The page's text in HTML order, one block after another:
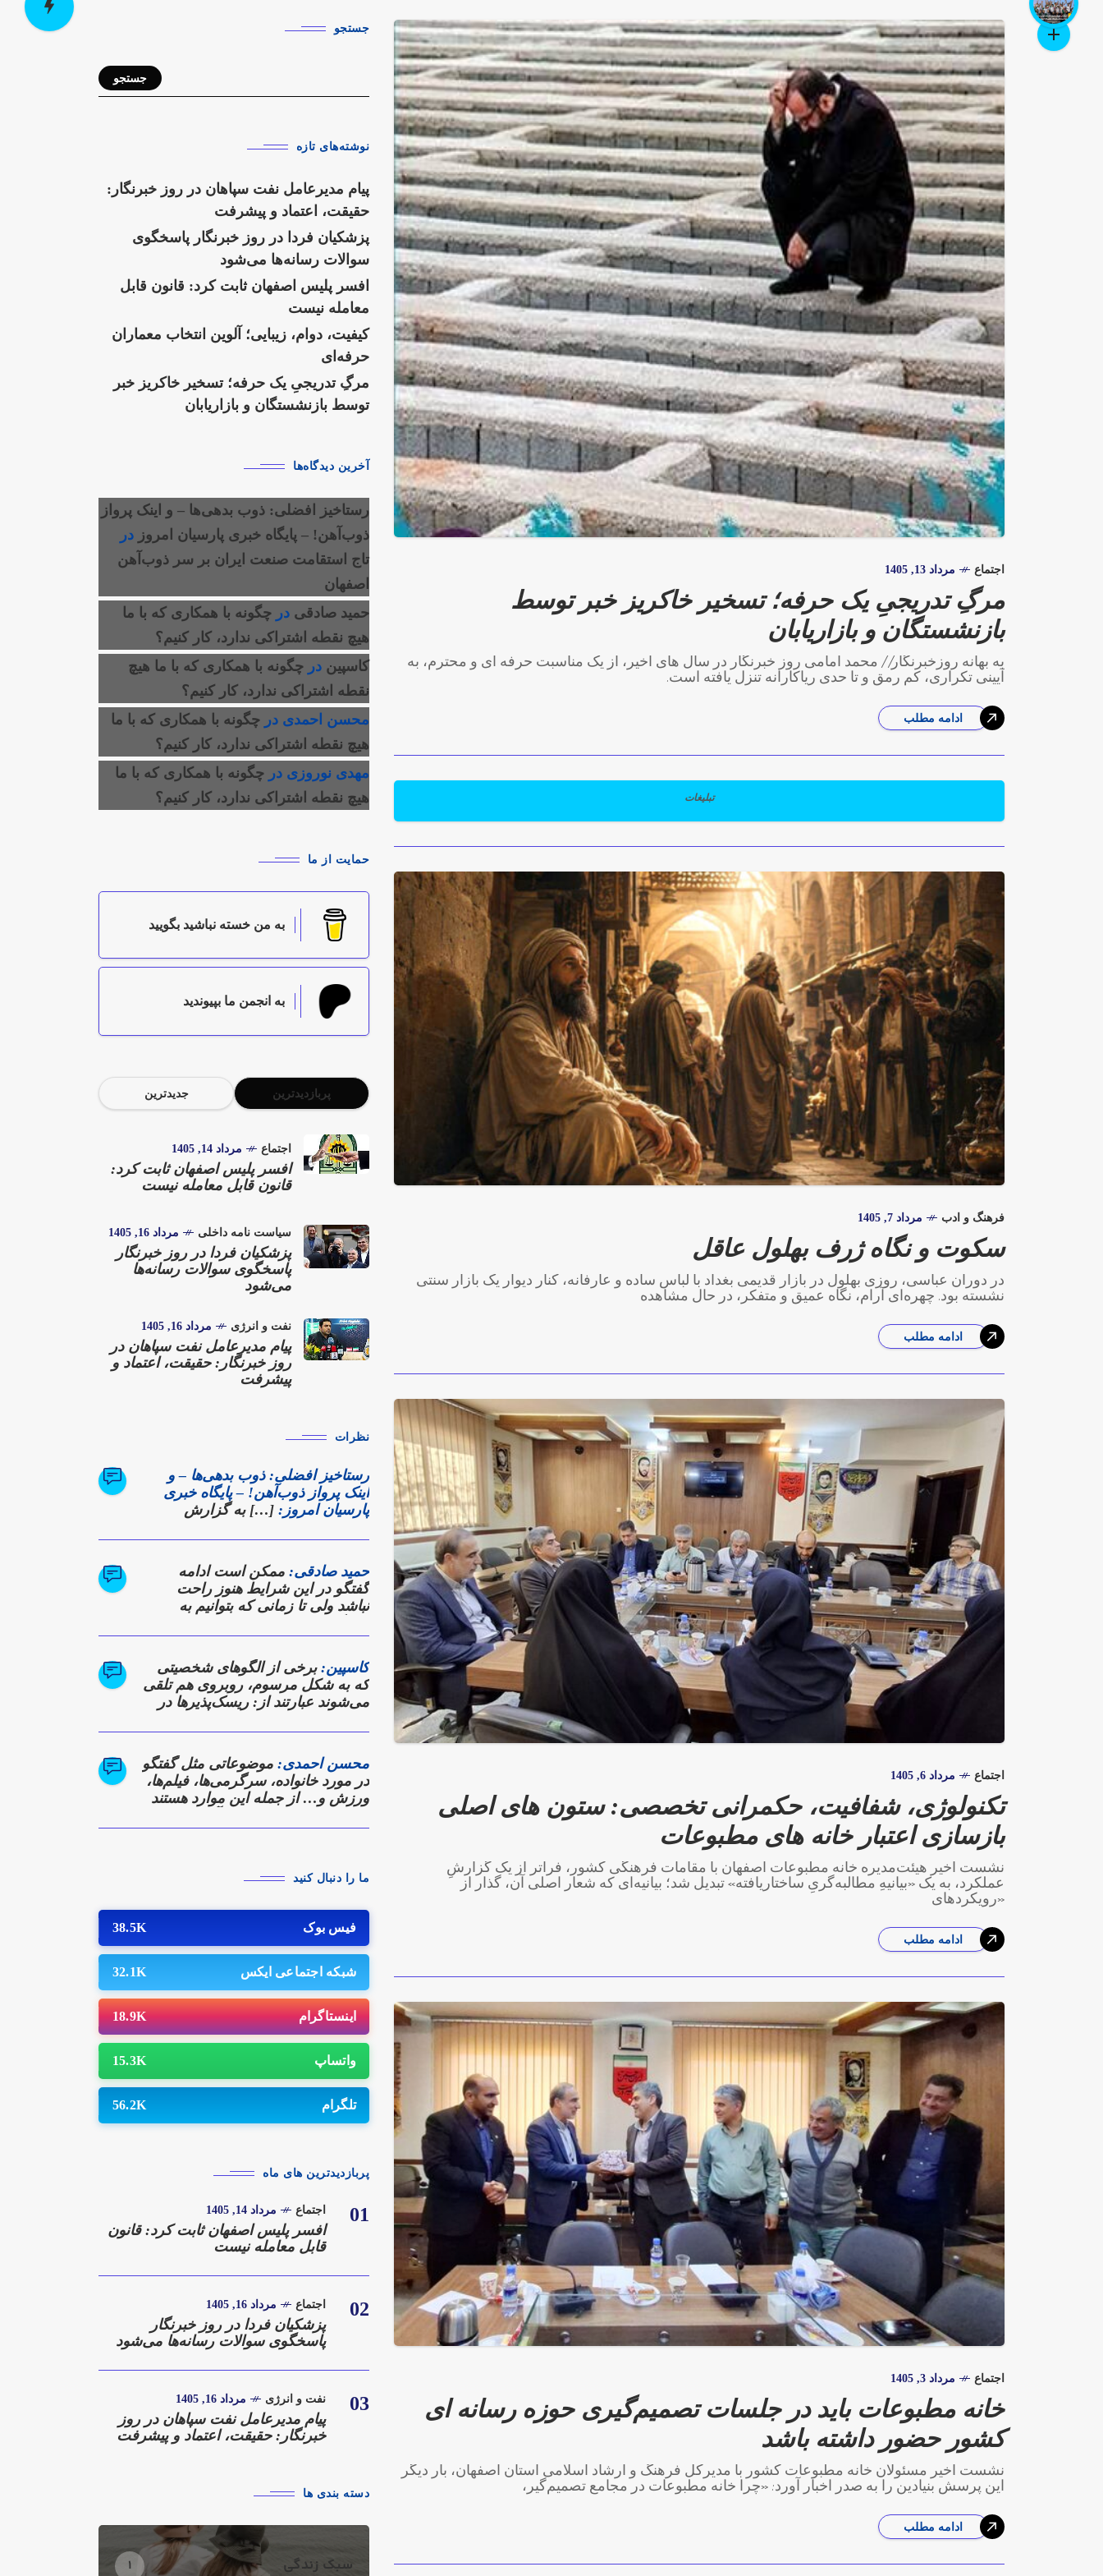
اجتماع مرداد 13, 1405
مرگِ تدریجیِ یک حرفه؛ تسخیر خاکریز خبر توسط
بازنشستگان و بازاریابان
به بهانه روزخبرنگار// محمد امامی روز خبرنگار در سال های اخیر، از یک مناسبت حرفه ای و محترم، به
آیینی تکراری، کم رمق و تا حدی ریاکارانه تنزل یافته است.
ادامه مطلب
تبلیغات
فرهنگ و ادب مرداد 7, 1405
سکوت و نگاه ژرف بهلول عاقل
در دوران عباسی، روزی بهلول در بازار قدیمی بغداد با لباس ساده و عارفانه، کنار دیوار یک بازار سنتی
نشسته بود. چهره‌ای آرام، نگاه عمیق و متفکر، در حال مشاهده
ادامه مطلب
اجتماع مرداد 6, 1405
تکنولوژی، شفافیت، حکمرانی تخصصی: ستون های اصلی
بازسازی اعتبار خانه های مطبوعات
نشست اخیر هیئت‌مدیره خانه مطبوعات اصفهان با مقامات فرهنگی کشور، فراتر از یک گزارشِ
عملکرد، به یک «بیانیهِ مطالبه‌گریِ ساختاریافته» تبدیل شد؛ بیانیه‌ای که شعار اصلی آن، گذار از
«رویکردهای
ادامه مطلب
اجتماع مرداد 3, 1405
خانه مطبوعات باید در جلسات تصمیم‌گیری حوزه رسانه ای
کشور حضور داشته باشد
نشست اخیر مسئولان خانه مطبوعات کشور با مدیرکل فرهنگ و ارشاد اسلامی استان اصفهان، بار دیگر
این پرسش بنیادین را به صدر اخبار آورد: «چرا خانه مطبوعات در مجامع تصمیم‌گیر،
ادامه مطلب
جستجو
جستجو
نوشته‌های تازه
پیام مدیرعامل نفت سپاهان در روز خبرنگار:
حقیقت، اعتماد و پیشرفت
پزشکیان فردا در روز خبرنگار پاسخگوی
سوالات رسانه‌ها می‌شود
افسر پلیس اصفهان ثابت کرد: قانون قابل
معامله نیست
کیفیت، دوام، زیبایی؛ آلوین انتخاب معماران
حرفه‌ای
مرگِ تدریجیِ یک حرفه؛ تسخیر خاکریز خبر
توسط بازنشستگان و بازاریابان
آخرین دیدگاه‌ها
رستاخیز افضلی: ذوب بدهی‌ها – و اینک پرواز
ذوب‌آهن! – پایگاه خبری پارسیان امروز در
تاج استقامت صنعت ایران بر سر ذوب‌آهن
اصفهان
حمید صادقی در چگونه با همکاری که با ما
هیچ نقطه اشتراکی ندارد، کار کنیم؟
کاسپین در چگونه با همکاری که با ما هیچ
نقطه اشتراکی ندارد، کار کنیم؟
محسن احمدی در چگونه با همکاری که با ما
هیچ نقطه اشتراکی ندارد، کار کنیم؟
مهدی نوروزی در چگونه با همکاری که با ما
هیچ نقطه اشتراکی ندارد، کار کنیم؟
حمایت از ما
به من خسته نباشید بگویید
به انجمن ما بپیوندید
پربازدیدترین جدیدترین
اجتماع مرداد 14, 1405
افسر پلیس اصفهان ثابت کرد:
قانون قابل معامله نیست
سیاست نامه داخلی مرداد 16, 1405
پزشکیان فردا در روز خبرنگار
پاسخگوی سوالات رسانه‌ها
می‌شود
نفت و انرژی مرداد 16, 1405
پیام مدیرعامل نفت سپاهان در
روز خبرنگار: حقیقت، اعتماد و
پیشرفت
نظرات
رستاخیز افضلی: ذوب بدهی‌ها – و
اینک پرواز ذوب‌آهن! – پایگاه خبری
پارسیان امروز: […] به گزارش
تالار آهن شرکت برگزار شد، نه تنها
گزارشی از دستاوردها بود، بلکه
وعده‌ای برای بازگشت ذوب‌آهن به
روزهای اوج تولید و سودآوری به شمار
می‌رفت. […]
حمید صادقی: ممکن است ادامه
گفتگو در این شرایط هنوز راحت
نباشد ولی تا زمانی که بتوانیم به
درکی از دیدگاه دیگری برسیم
کاسپین:برخی از الگوهای شخصیتی
که به شکل مرسوم، روبروی هم تلقی
می‌شوند عبارتند از: ریسک‌پذیرها در
محسن احمدی: موضوعاتی مثل گفتگو
در مورد خانواده، سرگرمی‌ها، فیلم‌ها،
ورزش و… از جمله این موارد هستند
همگرایی را پیدا کرد.
ما را دنبال کنید
فیس بوک 38.5K
شبکه اجتماعی ایکس 32.1K
اینستاگرام 18.9K
واتساپ 15.3K
تلگرام 56.2K
پربازدیدترین های ماه
01 اجتماع مرداد 14, 1405
افسر پلیس اصفهان ثابت کرد: قانون
قابل معامله نیست
02 اجتماع مرداد 16, 1405
پزشکیان فردا در روز خبرنگار
پاسخگوی سوالات رسانه‌ها می‌شود
03 نفت و انرژی مرداد 16, 1405
پیام مدیرعامل نفت سپاهان در روز
خبرنگار: حقیقت، اعتماد و پیشرفت
دسته بندی ها
سبک زندگی 1